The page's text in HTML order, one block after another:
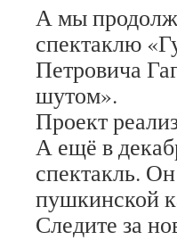
А мы
спектаклю
Петровича
шутом».
Проект
А ещё в
спектакль.
пушкинской
Следите за